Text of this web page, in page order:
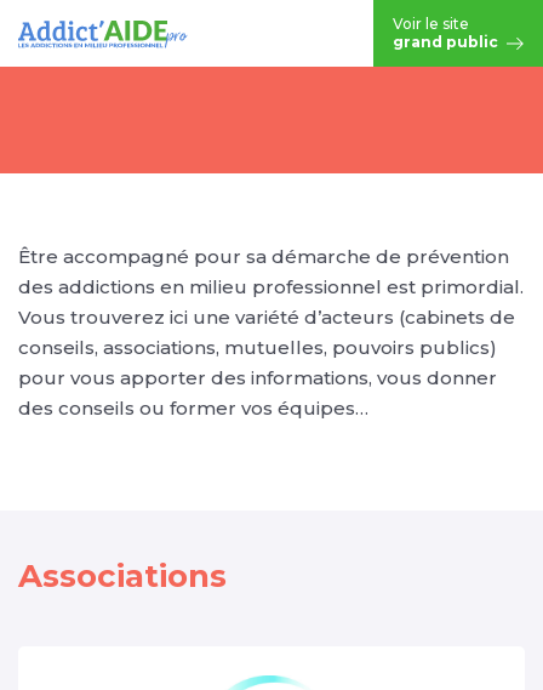
Voir le site
grand public
Être accompagné pour sa démarche de prévention
des addictions en milieu professionnel est primordial.
Vous trouverez ici une variété d’acteurs (cabinets de
conseils, associations, mutuelles, pouvoirs publics)
pour vous apporter des informations, vous donner
des conseils ou former vos équipes…
Associations